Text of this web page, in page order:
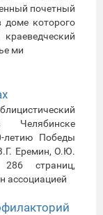
почетный
доме которого
ми
летию Победы
Еремин, О.Ю.
286 страниц,
ассоциацией